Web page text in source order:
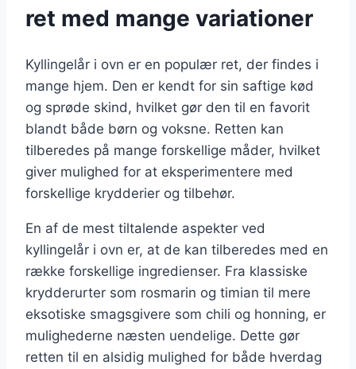
ret med mange variationer
Kyllingelår i ovn er en populær ret, der findes i
mange hjem. Den er kendt for sin saftige kød
og sprøde skind, hvilket gør den til en favorit
blandt både børn og voksne. Retten kan
tilberedes på mange forskellige måder, hvilket
giver mulighed for at eksperimentere med
forskellige krydderier og tilbehør.
En af de mest tiltalende aspekter ved
kyllingelår i ovn er, at de kan tilberedes med en
række forskellige ingredienser. Fra klassiske
krydderurter som rosmarin og timian til mere
eksotiske smagsgivere som chili og honning, er
mulighederne næsten uendelige. Dette gør
retten til en alsidig mulighed for både hverdag